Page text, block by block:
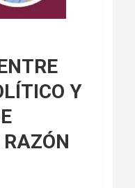
Y
RAZÓN